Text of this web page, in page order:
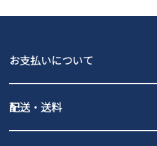
GAP
瞬足
お支払いについて
PayPay（オンライン決済）、代
配送・送料